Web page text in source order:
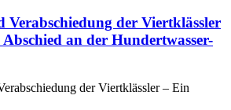
Verabschiedung der Viertklässler
an der Hundertwasser-
der Viertklässler – Ein